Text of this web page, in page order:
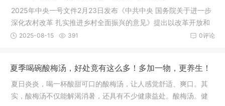
2025年中央一号文件2月23日发布《中共中央 国务院关于进一步
深化农村改革 扎实推进乡村全面振兴的意见》提出以改革开放和
科技创新为动力巩固和完善农村基本经营制度深入学习运用“千万
0评论
2025-08-15 391
夏季喝碗酸梅汤，好处竟有这么多！多加一物，更养生！
夏日炎炎，喝一杯酸甜可口的酸梅汤，让人感觉舒适、爽口。其
实，酸梅汤不仅能解渴消暑，还具有不少健康益处。酸梅汤。健